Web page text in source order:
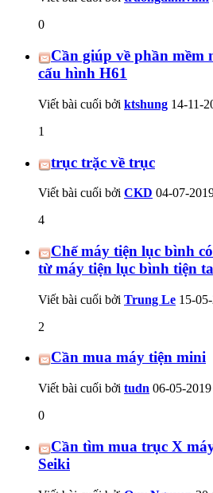
0
Cần giúp về phần mềm
cấu hình H61
Viết bài cuối bởi ktshung 14-11-
1
trục trặc về trục
Viết bài cuối bởi CKD 04-07-
4
Chế máy tiện lục bình
từ máy tiện lục bình tiện
Viết bài cuối bởi Trung Le 15-
2
Cần mua máy tiện mini
Viết bài cuối bởi tudn 06-05-2019
0
Cần tìm mua trục X
Seiki